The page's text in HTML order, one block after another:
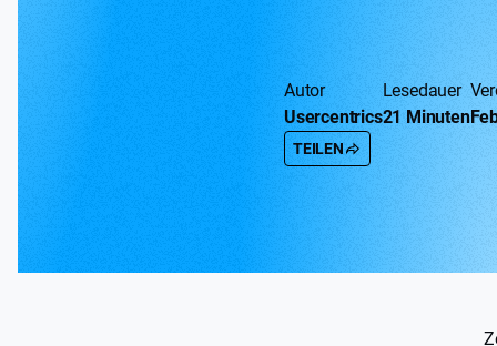
Autor
Usercentrics
Lesedauer
21 Minuten
TEILEN